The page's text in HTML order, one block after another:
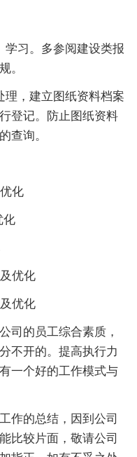
学习。多参阅建设类报
。
理，建立图纸资料档案
登记。防止图纸资料
查询。
化
化
优化
优化
司的员工综合素质，
不开的。提高执行力
一个好的工作模式与
作的总结，因到公司
比较片面，敬请公司